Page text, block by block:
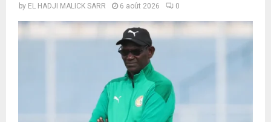
by EL HADJI MALICK SARR 6 août 2026 0